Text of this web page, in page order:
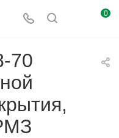
0
70